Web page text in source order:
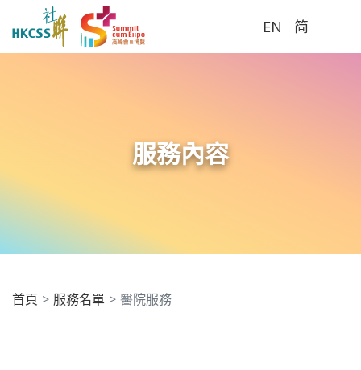
EN 简
服務內容
首頁 服務名單 醫院服務